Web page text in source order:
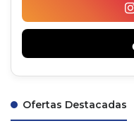
Ofertas Destacadas